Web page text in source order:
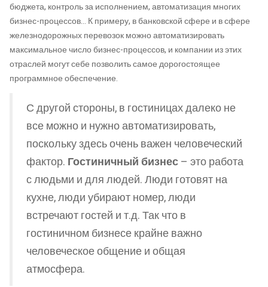
бюджета, контроль за исполнением, автоматизация многих
бизнес-процессов… К примеру, в банковской сфере и в сфере
железнодорожных перевозок можно автоматизировать
максимальное число бизнес-процессов, и компании из этих
отраслей могут себе позволить самое дорогостоящее
программное обеспечение.
С другой стороны, в гостиницах далеко не
все можно и нужно автоматизировать,
поскольку здесь очень важен человеческий
фактор. Гостиничный бизнес – это работа
с людьми и для людей. Люди готовят на
кухне, люди убирают номер, люди
встречают гостей и т.д. Так что в
гостиничном бизнесе крайне важно
человеческое общение и общая
атмосфера.